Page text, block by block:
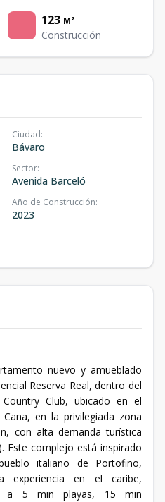
123 M²
Construcción
Ciudad:
Bávaro
Sector:
Avenida Barceló
Año de Construcción:
2023
nuevo y amueblado
Reserva Real, dentro del
Club, ubicado en el
en la privilegiada zona
con alta demanda turística
Este complejo está inspirado
italiano de Portofino,
experiencia en el caribe,
a 5 min playas, 15 min